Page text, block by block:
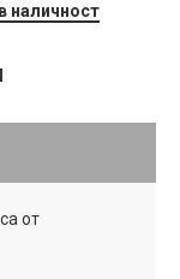
наличност
от